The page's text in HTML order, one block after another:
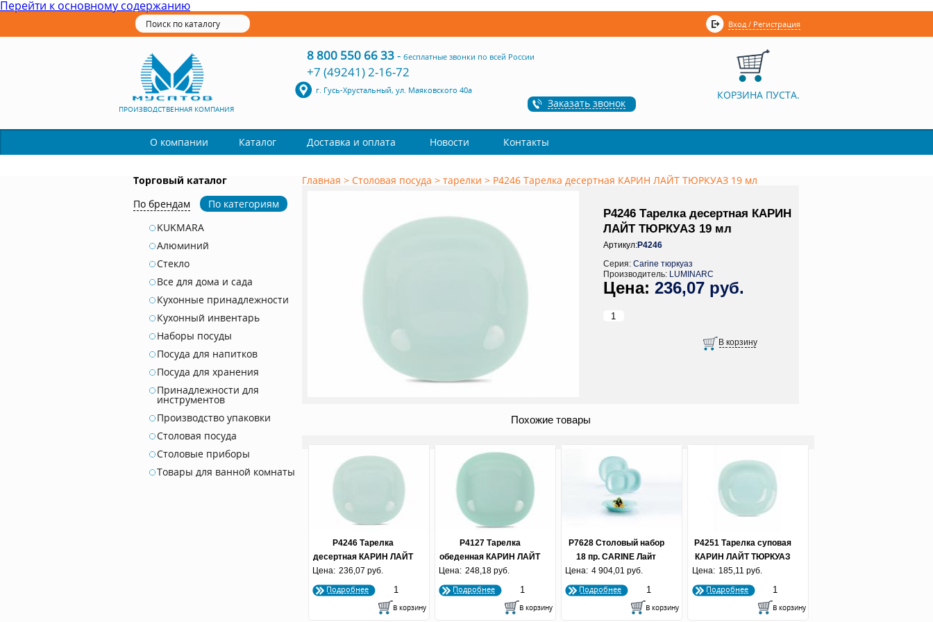
Перейти к основному содержанию
Вход / Регистрация
ПРОИЗВОДСТВЕННАЯ КОМПАНИЯ
8 800 550 66 33- бесплатные звонки по всей России
+7 (49241) 2-16-72
г. Гусь-Хрустальный, ул. Маяковского 40а
Заказать звонок
КОРЗИНА ПУСТА.
О компании Каталог Доставка и оплата Новости Контакты
Торговый каталог
По брендам
По категориям
KUKMARA
Алюминий
Стекло
Все для дома и сада
Кухонные принадлежности
Кухонный инвентарь
Наборы посуды
Посуда для напитков
Посуда для хранения
Принадлежности для
инструментов
Производство упаковки
Столовая посуда
Столовые приборы
Товары для ванной комнаты
Главная > Столовая посуда > тарелки > P4246 Тарелка десертная КАРИН ЛАЙТ ТЮРКУАЗ 19 мл
P4246 Тарелка десертная КАРИН
ЛАЙТ ТЮРКУАЗ 19 мл
Артикул:P4246
Серия: Carine тюркуаз
Производитель: LUMINARC
236,07 руб.
Похожие товары
P4246 Тарелка
десертная КАРИН ЛАЙТ
ТЮРКУАЗ 19 мл
Цена: 236,07 руб.
Подробнее
P4127 Тарелка
обеденная КАРИН ЛАЙТ
ТЮРКУАЗ 27
Цена: 248,18 руб.
Подробнее
P7628 Столовый набор
18 пр. CARINE Лайт
Тюркуаз
Цена: 4 904,01 руб.
Подробнее
P4251 Тарелка суповая
КАРИН ЛАЙТ ТЮРКУАЗ
21 см
Цена: 185,11 руб.
Подробнее